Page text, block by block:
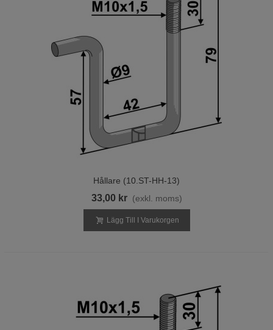
Hållare (10.ST-HH-13)
33,00 kr (exkl. moms)
Lägg Till I Varukorgen